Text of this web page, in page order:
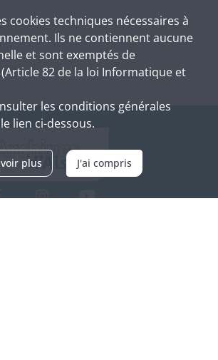
cookies techniques nécessaires à
Ils ne contiennent aucune
et sont exemptés de
82 de la loi Informatique et
les conditions générales
lien ci-dessous.
plus J'ai compris